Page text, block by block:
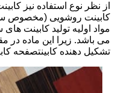
از نظر نوع استفاده نیز
کابینت روشویی (مخصوص
مواد اولیه تولید کابینت
می باشد. زیرا این ماده در
تشکیل دهنده کابینتصفحه